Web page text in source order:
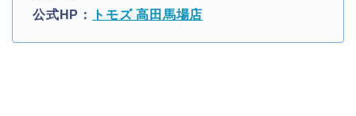
公式HP：
トモズ 高田馬場店